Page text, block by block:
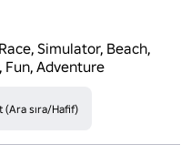
Simulator, Beach,
Fun, Adventure
(Ara sıra/Hafif)